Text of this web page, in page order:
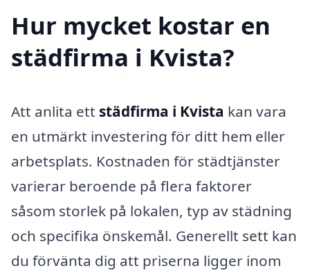
Hur mycket kostar en
städfirma i Kvista?
Att anlita ett städfirma i Kvista kan vara
en utmärkt investering för ditt hem eller
arbetsplats. Kostnaden för städtjänster
varierar beroende på flera faktorer
såsom storlek på lokalen, typ av städning
och specifika önskemål. Generellt sett kan
du förvänta dig att priserna ligger inom